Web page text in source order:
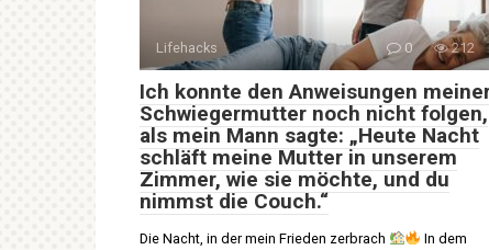
Lifehacks 0 212
Ich konnte den Anweisungen
Schwiegermutter noch nicht folgen,
als mein Mann sagte: „Heute Nacht
schläft meine Mutter in unserem
Zimmer, wie sie möchte, und du
nimmst die Couch.“
Die Nacht, in der mein Frieden zerbrach
In dem